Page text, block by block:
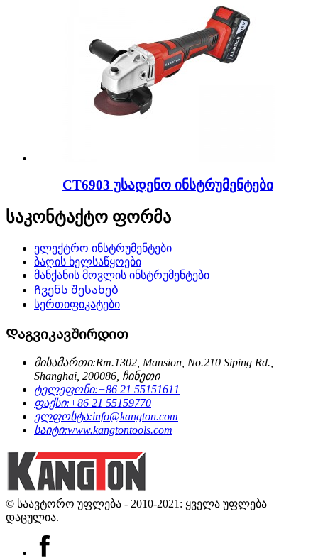
CT6903 უსადენო ინსტრუმენტები
საკონტაქტო ფორმა
ელექტრო ინსტრუმენტები
ბაღის ხელსაწყოები
მანქანის მოვლის ინსტრუმენტები
Ჩვენს შესახებ
სერთიფიკატები
Დაგვიკავშირდით
მისამართი:Rm.1302, Mansion, No.210 Siping Rd.,
Shanghai, 200086, ჩინეთი
ტელეფონი:+86 21 55151611
ფაქსი:+86 21 55159770
ელფოსტა:info@kangton.com
საიტი:www.kangtontools.com
© საავტორო უფლება - 2010-2021: ყველა უფლება
დაცულია.